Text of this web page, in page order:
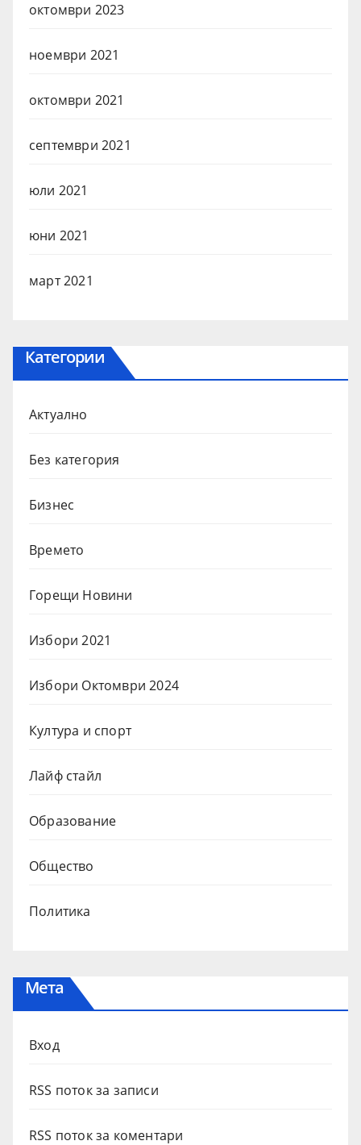
октомври 2023
ноември 2021
октомври 2021
септември 2021
юли 2021
юни 2021
март 2021
Категории
Актуално
Без категория
Бизнес
Времето
Горещи Новини
Избори 2021
Избори Октомври 2024
Култура и спорт
Лайф стайл
Образование
Общество
Политика
Мета
Вход
RSS поток за записи
RSS поток за коментари